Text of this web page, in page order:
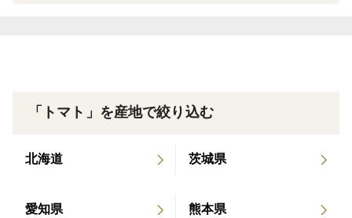
れたブランド作物は全国だけでなく、世界へと羽ばたい
「トマト」を産地で絞り込む
北海道 茨城県
愛知県 熊本県